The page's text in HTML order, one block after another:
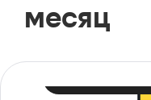
месяц